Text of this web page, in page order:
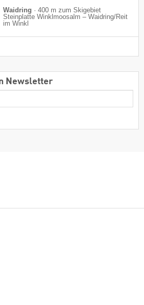
Waidring · 400 m zum Skigebiet
Steinplatte Winklmoosalm – Waidring/​Reit
im Winkl
Newsletter